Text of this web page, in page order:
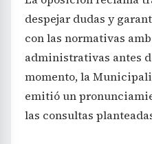
despejar dudas y
con las normativas
administrativas antes
momento, la
emitió un
las consultas